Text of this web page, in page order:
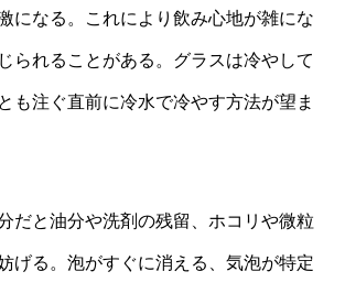
になる。これにより飲み心地が雑にな
られることがある。グラスは冷やして
も注ぐ直前に冷水で冷やす方法が望ま
だと油分や洗剤の残留、ホコリや微粒
げる。泡がすぐに消える、気泡が特定